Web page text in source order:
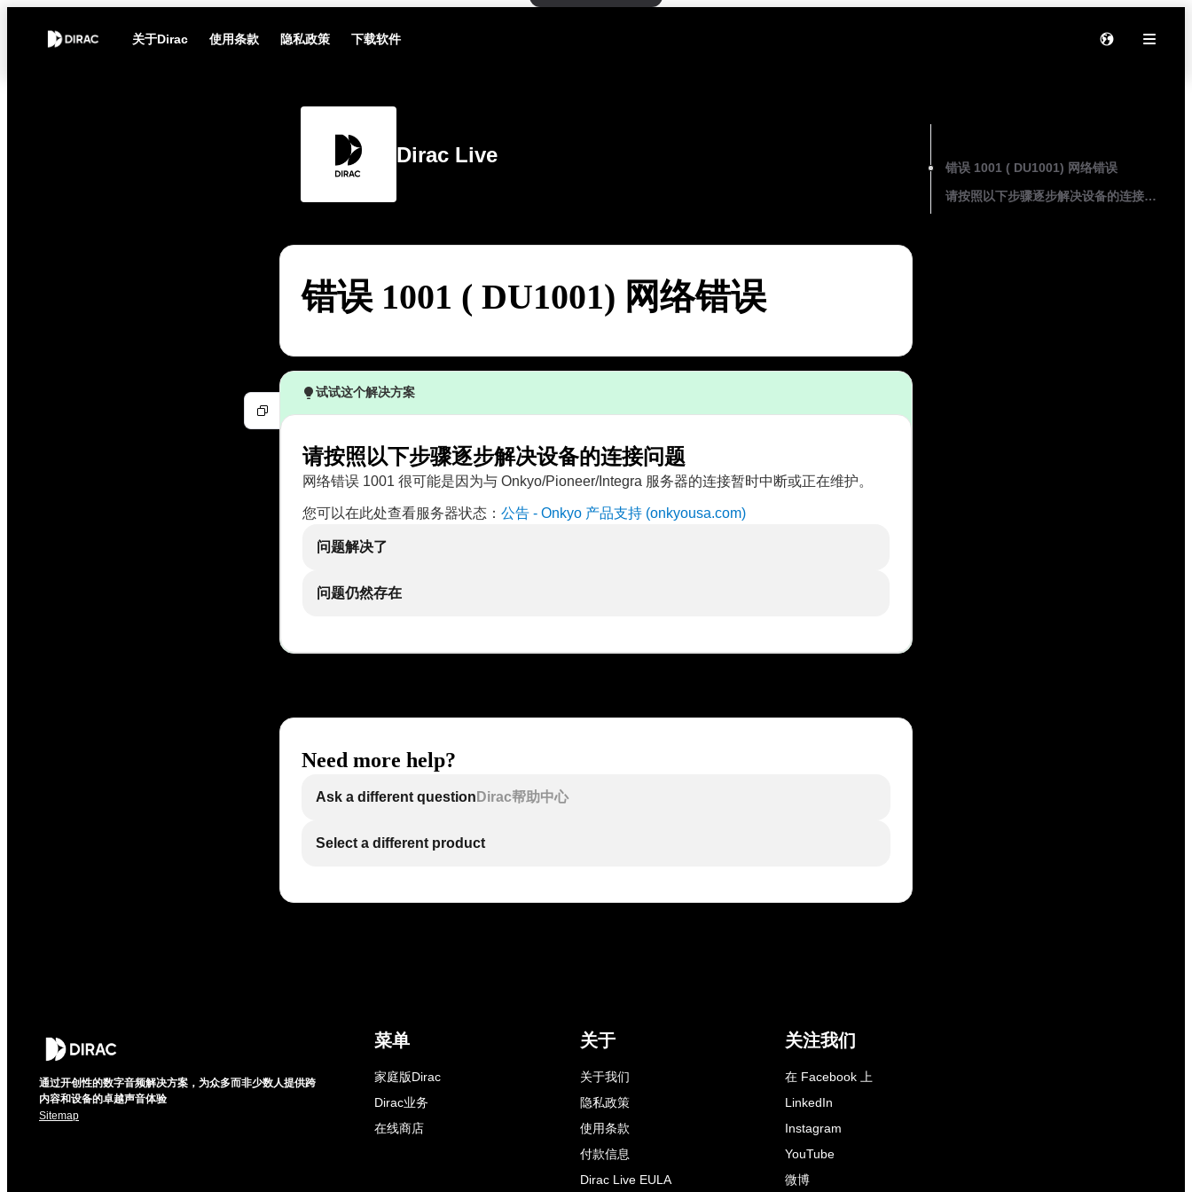
关于Dirac 使用条款 隐私政策 下载软件
Dirac Live
错误 1001 ( DU1001) 网络错误
试试这个解决方案
请按照以下步骤逐步解决设备的连接问题
网络错误 1001 很可能是因为与 Onkyo/Pioneer/Integra 服务器的连接暂时中断或正在维护。
您可以在此处查看服务器状态： 公告 - Onkyo 产品支持 (onkyousa.com)
问题解决了
问题仍然存在
Need more help?
Ask a different question Dirac帮助中心
Select a different product
错误 1001 ( DU1001) 网络错误
请按照以下步骤逐步解决设备的连接问题
通过开创性的数字音频解决方案，为众多而非少数人提供跨
内容和设备的卓越声音体验
Sitemap
菜单
家庭版Dirac
Dirac业务
在线商店
关于
关于我们
隐私政策
使用条款
付款信息
Dirac Live EULA
关注我们
在 Facebook 上
LinkedIn
Instagram
YouTube
微博